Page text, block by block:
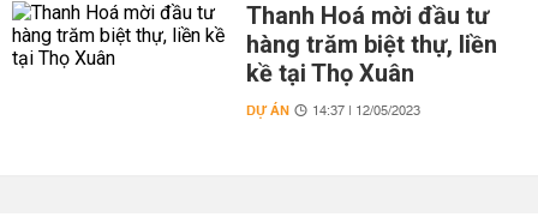
Thanh Hoá mời đầu tư
hàng trăm biệt thự, liền
kề tại Thọ Xuân
DỰ ÁN 14:37 | 12/05/2023